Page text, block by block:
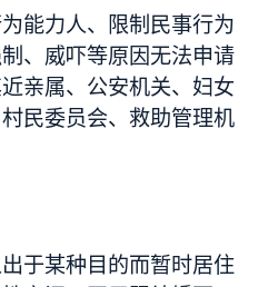
能力人、限制民事行为
、威吓等原因无法申请
亲属、公安机关、妇女
民委员会、救助管理机
于某种目的而暂时居住